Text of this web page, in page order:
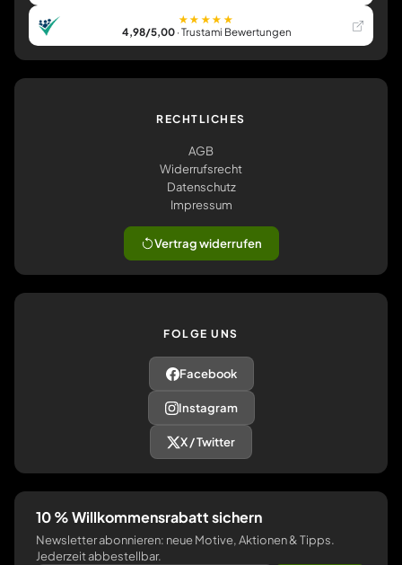
★★★★★
4,98/5,00· Trustami Bewertungen
RECHTLICHES
AGB
Widerrufsrecht
Datenschutz
Impressum
Vertrag widerrufen
FOLGE UNS
Facebook
Instagram
X / Twitter
10 % Willkommensrabatt sichern
Newsletter abonnieren: neue Motive, Aktionen & Tipps.
Jederzeit abbestellbar.